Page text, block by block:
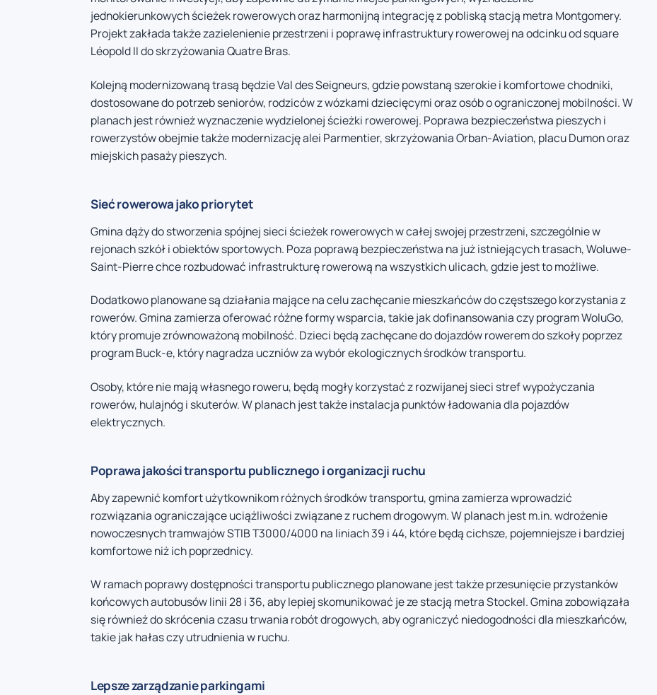
jednokierunkowych ścieżek rowerowych oraz harmonijną integrację z pobliską stacją metra Montgomery.
Projekt zakłada także zazielenienie przestrzeni i poprawę infrastruktury rowerowej na odcinku od square
Léopold II do skrzyżowania Quatre Bras.
Kolejną modernizowaną trasą będzie Val des Seigneurs, gdzie powstaną szerokie i komfortowe chodniki,
dostosowane do potrzeb seniorów, rodziców z wózkami dziecięcymi oraz osób o ograniczonej mobilności. W
planach jest również wyznaczenie wydzielonej ścieżki rowerowej. Poprawa bezpieczeństwa pieszych i
rowerzystów obejmie także modernizację alei Parmentier, skrzyżowania Orban-Aviation, placu Dumon oraz
miejskich pasaży pieszych.
Sieć rowerowa jako priorytet
Gmina dąży do stworzenia spójnej sieci ścieżek rowerowych w całej swojej przestrzeni, szczególnie w
rejonach szkół i obiektów sportowych. Poza poprawą bezpieczeństwa na już istniejących trasach, Woluwe-
Saint-Pierre chce rozbudować infrastrukturę rowerową na wszystkich ulicach, gdzie jest to możliwe.
Dodatkowo planowane są działania mające na celu zachęcanie mieszkańców do częstszego korzystania z
rowerów. Gmina zamierza oferować różne formy wsparcia, takie jak dofinansowania czy program WoluGo,
który promuje zrównoważoną mobilność. Dzieci będą zachęcane do dojazdów rowerem do szkoły poprzez
program Buck-e, który nagradza uczniów za wybór ekologicznych środków transportu.
Osoby, które nie mają własnego roweru, będą mogły korzystać z rozwijanej sieci stref wypożyczania
rowerów, hulajnóg i skuterów. W planach jest także instalacja punktów ładowania dla pojazdów
elektrycznych.
Poprawa jakości transportu publicznego i organizacji ruchu
Aby zapewnić komfort użytkownikom różnych środków transportu, gmina zamierza wprowadzić
rozwiązania ograniczające uciążliwości związane z ruchem drogowym. W planach jest m.in. wdrożenie
nowoczesnych tramwajów STIB T3000/4000 na liniach 39 i 44, które będą cichsze, pojemniejsze i bardziej
komfortowe niż ich poprzednicy.
W ramach poprawy dostępności transportu publicznego planowane jest także przesunięcie przystanków
końcowych autobusów linii 28 i 36, aby lepiej skomunikować je ze stacją metra Stockel. Gmina zobowiązała
się również do skrócenia czasu trwania robót drogowych, aby ograniczyć niedogodności dla mieszkańców,
takie jak hałas czy utrudnienia w ruchu.
Lepsze zarządzanie parkingami